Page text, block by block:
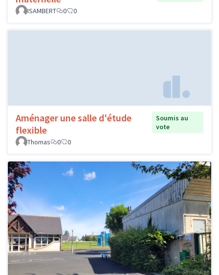
ISAMBERT
0 0
Aménager une salle d'étude
flexible
Soumis au
vote
Thomas
0 0